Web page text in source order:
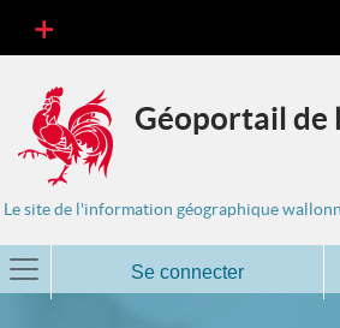
Géoportail de
Le site de l'information géographique
Se connecter